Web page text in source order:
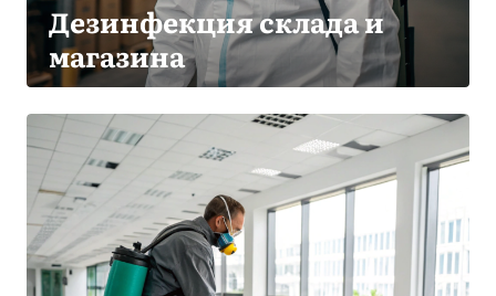
Дезинфекция склада и
магазина